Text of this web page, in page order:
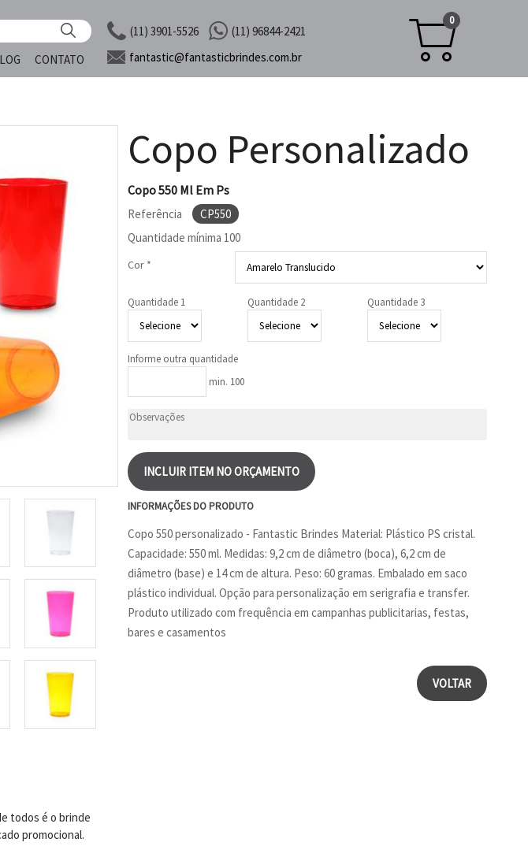
(11) 3901-5526
(11) 96844-2421
CONTATO fantastic@fantasticbrindes.com.br
0
todos é o brinde
promocional.
Copo Personalizado
Copo 550 Ml Em Ps
Referência
CP550
Quantidade mínima 100
Cor *
Quantidade 1 Quantidade 2 Quantidade 3
Informe outra quantidade
min. 100
INCLUIR ITEM NO ORÇAMENTO
INFORMAÇÕES DO PRODUTO
Copo 550 personalizado - Fantastic Brindes Material: Plástico PS cristal.
Capacidade: 550 ml. Medidas: 9,2 cm de diâmetro (boca), 6,2 cm de
diâmetro (base) e 14 cm de altura. Peso: 60 gramas. Embalado em saco
plástico individual. Opção para personalização em serigrafia e transfer.
Produto utilizado com frequência em campanhas publicitarias, festas,
bares e casamentos
VOLTAR